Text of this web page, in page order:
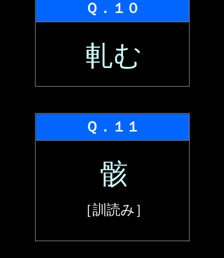
Ｑ．１０
軋む
Ｑ．１１
骸
［訓読み］